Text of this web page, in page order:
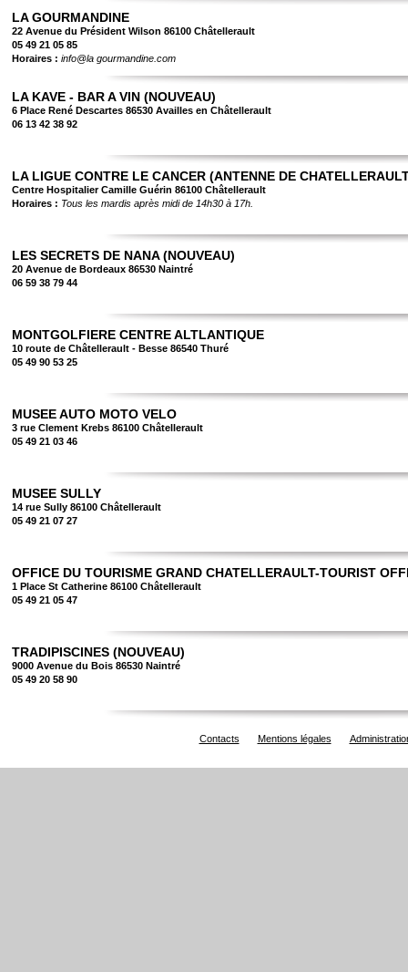
LA GOURMANDINE
22 Avenue du Président Wilson 86100 Châtellerault
05 49 21 05 85
Horaires : info@la gourmandine.com
LA KAVE - BAR A VIN (NOUVEAU)
6 Place René Descartes 86530 Availles en Châtellerault
06 13 42 38 92
LA LIGUE CONTRE LE CANCER (ANTENNE DE
Centre Hospitalier Camille Guérin 86100 Châtellerault
Horaires : Tous les mardis après midi de 14h30 à 17h.
LES SECRETS DE NANA (NOUVEAU)
20 Avenue de Bordeaux 86530 Naintré
06 59 38 79 44
MONTGOLFIERE CENTRE ALTLANTIQUE
10 route de Châtellerault - Besse 86540 Thuré
05 49 90 53 25
MUSEE AUTO MOTO VELO
3 rue Clement Krebs 86100 Châtellerault
05 49 21 03 46
MUSEE SULLY
14 rue Sully 86100 Châtellerault
05 49 21 07 27
OFFICE DU TOURISME GRAND CHATELLERAULT-TOURIST
1 Place St Catherine 86100 Châtellerault
05 49 21 05 47
TRADIPISCINES (NOUVEAU)
9000 Avenue du Bois 86530 Naintré
05 49 20 58 90
Contacts Mentions légales